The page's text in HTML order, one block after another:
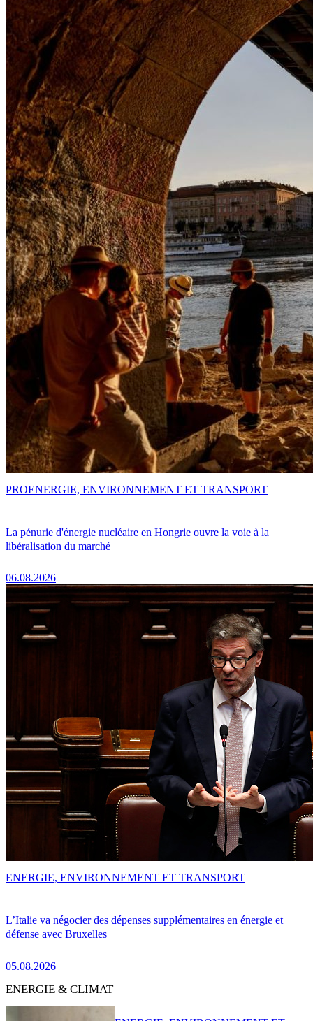
La pénurie d'énergie nucléaire en Hongrie ouvre la voie à la
libéralisation du marché
06.08.2026
PROENERGIE, ENVIRONNEMENT ET TRANSPORT
L’Italie va négocier des dépenses supplémentaires en énergie et
défense avec Bruxelles
05.08.2026
ENERGIE, ENVIRONNEMENT ET TRANSPORT
ENERGIE & CLIMAT